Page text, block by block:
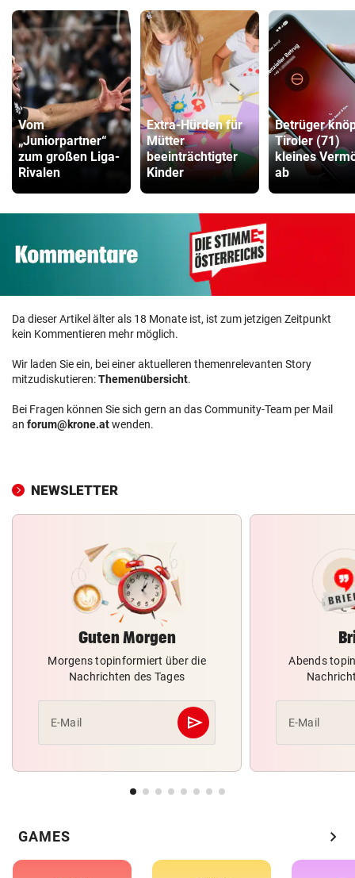
Vom
„Juniorpartner“
zum großen Liga-
Rivalen
Extra-Hürden für
Mütter
beeinträchtigter
Kinder
Betrüger
Tiroler (71)
kleines
ab
Da dieser Artikel älter als 18 Monate ist, ist zum jetzigen Zeitpunkt
kein Kommentieren mehr möglich.
Wir laden Sie ein, bei einer aktuelleren themenrelevanten Story
mitzudiskutieren:Themenübersicht.
Bei Fragen können Sie sich gern an das Community-Team per Mail
an forum@krone.atwenden.
NEWSLETTER
Guten Morgen
Morgens topinformiert über die
Nachrichten des Tages
E-Mail send
Abschicken
Abends
E-Mail
GAMES chevron_right